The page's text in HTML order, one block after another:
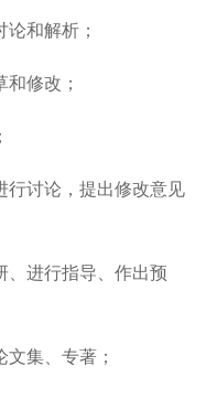
论和解析；
和修改；
行讨论，提出修改意见
、进行指导、作出预
文集、专著；